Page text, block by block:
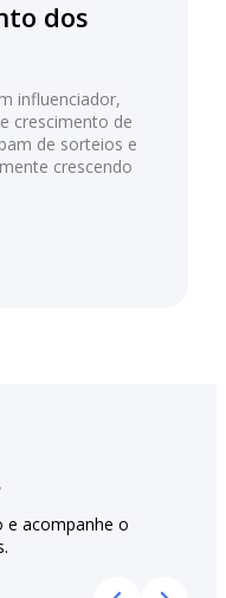
dos
influenciador,
crescimento de
de sorteios e
crescendo
e acompanhe o